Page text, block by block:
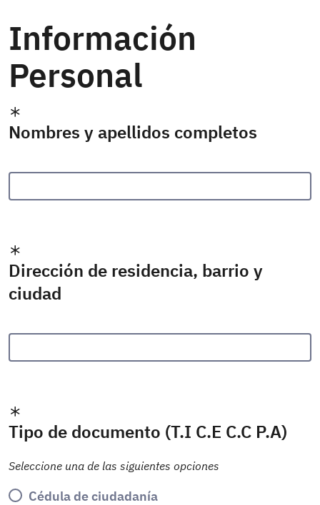
Información
Personal
Nombres y apellidos completos
Dirección de residencia, barrio y
ciudad
Tipo de documento (T.I C.E C.C P.A)
Seleccione una de las siguientes opciones
Cédula de ciudadanía